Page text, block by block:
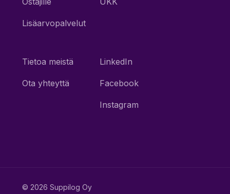
Lisäarvopalvelut
Tietoa meistä
Ota yhteyttä
LinkedIn
Facebook
Instagram
© 2026 Suppilog Oy